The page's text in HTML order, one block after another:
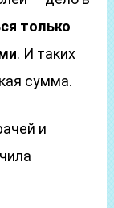
только
. И таких
сумма.
и